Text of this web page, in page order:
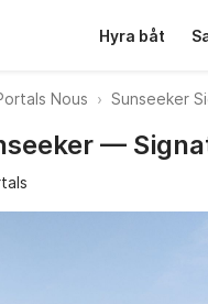
Hyra båt
Nous Sunseeker
—